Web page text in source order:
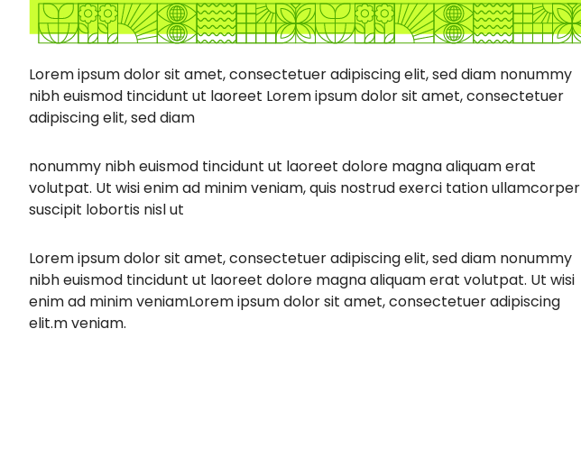
Lorem ipsum dolor sit amet, consectetuer adipiscing elit, sed diam nonummy
nibh euismod tincidunt ut laoreet Lorem ipsum dolor sit amet, consectetuer
adipiscing elit, sed diam
nonummy nibh euismod tincidunt ut laoreet dolore magna aliquam erat
volutpat. Ut wisi enim ad minim veniam, quis nostrud exerci tation ullamcorper
suscipit lobortis nisl ut
Lorem ipsum dolor sit amet, consectetuer adipiscing elit, sed diam nonummy
nibh euismod tincidunt ut laoreet dolore magna aliquam erat volutpat. Ut wisi
enim ad minim veniamLorem ipsum dolor sit amet, consectetuer adipiscing
elit.m veniam.